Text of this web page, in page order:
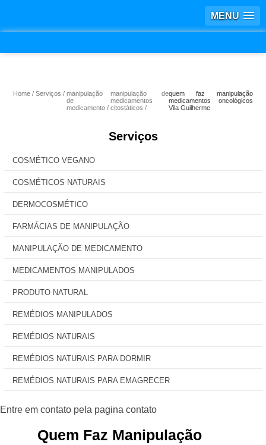
MENU
Home Serviços
manipulação
de
medicamento
manipulação de
medicamentos
citostáticos
quem faz manipulação
medicamentos oncológicos
Vila Guilherme
Serviços
COSMÉTICO VEGANO
COSMÉTICOS NATURAIS
DERMOCOSMÉTICO
FARMÁCIAS DE MANIPULAÇÃO
MANIPULAÇÃO DE MEDICAMENTO
MEDICAMENTOS MANIPULADOS
PRODUTO NATURAL
REMÉDIOS MANIPULADOS
REMÉDIOS NATURAIS
REMÉDIOS NATURAIS PARA DORMIR
REMÉDIOS NATURAIS PARA EMAGRECER
Quem Faz Manipulação